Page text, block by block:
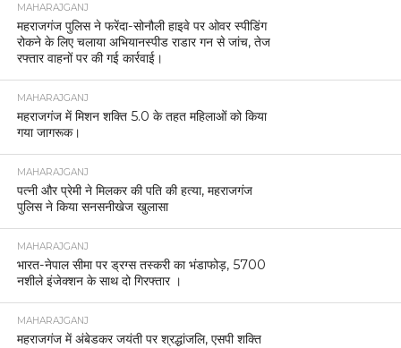
MAHARAJGANJ
महराजगंज पुलिस ने फरेंदा-सोनौली हाइवे पर ओवर स्पीडिंग
रोकने के लिए चलाया अभियानस्पीड राडार गन से जांच, तेज
रफ्तार वाहनों पर की गई कार्रवाई।
MAHARAJGANJ
महराजगंज में मिशन शक्ति 5.0 के तहत महिलाओं को किया
गया जागरूक।
MAHARAJGANJ
पत्नी और प्रेमी ने मिलकर की पति की हत्या, महराजगंज
पुलिस ने किया सनसनीखेज खुलासा
MAHARAJGANJ
भारत-नेपाल सीमा पर ड्रग्स तस्करी का भंडाफोड़, 5700
नशीले इंजेक्शन के साथ दो गिरफ्तार ।
MAHARAJGANJ
महराजगंज में अंबेडकर जयंती पर श्रद्धांजलि, एसपी शक्ति